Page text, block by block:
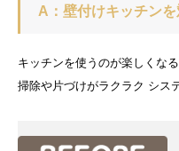
A：壁付けキッチン
キッチンを使うのが楽しくなる
掃除や片づけがラクラク シス